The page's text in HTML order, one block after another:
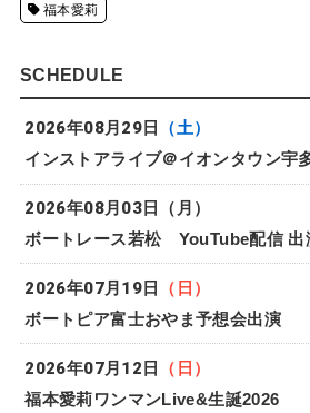
福本愛莉
SCHEDULE
インストアライブ＠イオンタウン宇
2026年08月29日 （土）
ボートレース若松 YouTube配信 出
2026年08月03日 （月）
ボートピア富士おやま予想会出演
2026年07月19日 （日）
福本愛莉ワンマンLive&生誕2026
2026年07月12日 （日）